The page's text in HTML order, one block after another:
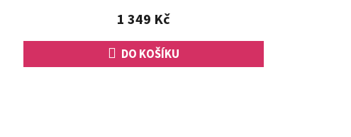
1 349 Kč
DO KOŠÍKU